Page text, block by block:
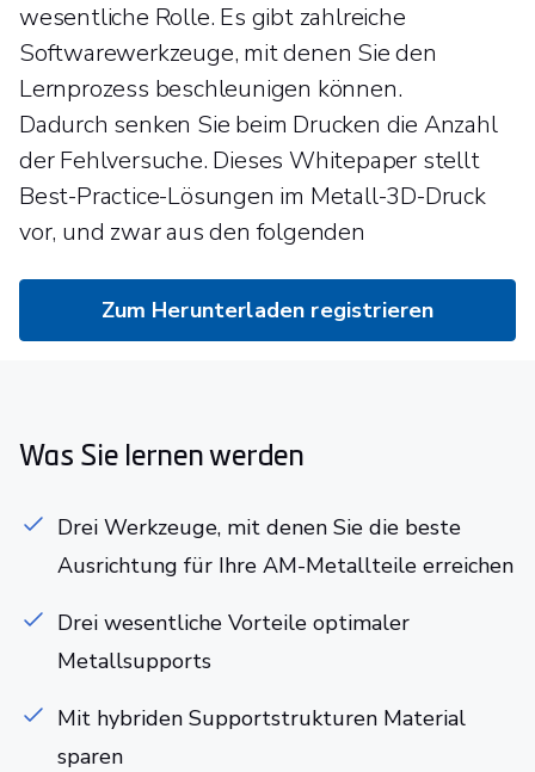
wesentliche Rolle. Es gibt zahlreiche
Softwarewerkzeuge, mit denen Sie den
Lernprozess beschleunigen können.
Dadurch senken Sie beim Drucken die Anzahl
der Fehlversuche. Dieses Whitepaper stellt
Best-Practice-Lösungen im Metall-3D-Druck
vor, und zwar aus den folgenden
Zum Herunterladen registrieren
Was Sie lernen werden
Drei Werkzeuge, mit denen Sie die beste
Ausrichtung für Ihre AM-Metallteile erreichen
Drei wesentliche Vorteile optimaler
Metallsupports
Mit hybriden Supportstrukturen Material
sparen